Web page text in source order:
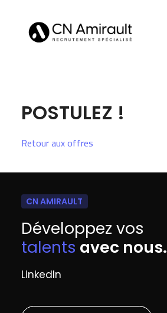
POSTULEZ !
Retour aux offres
CN AMIRAULT
Développez vos
talents avec nous.
LinkedIn